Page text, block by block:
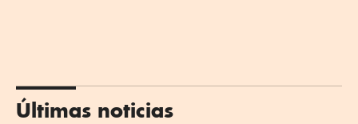
Últimas noticias